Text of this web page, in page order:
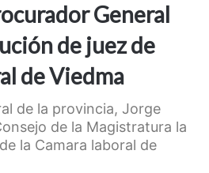
General
de juez de
de Viedma
de la provincia, Jorge
de la Magistratura la
la Camara laboral de